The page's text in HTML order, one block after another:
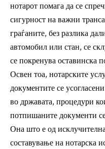
нотарот помага да се
сигурност на важни
граѓаните, без разлика
автомобил или стан, се
се покренува оставинска
Освен тоа, нотарските
документите се
во државата, процедури
потпишаните документи
Она што е од
составување на нотарска